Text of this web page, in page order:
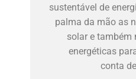
sustentável de
palma da mão as
solar e também
energéticas
conta